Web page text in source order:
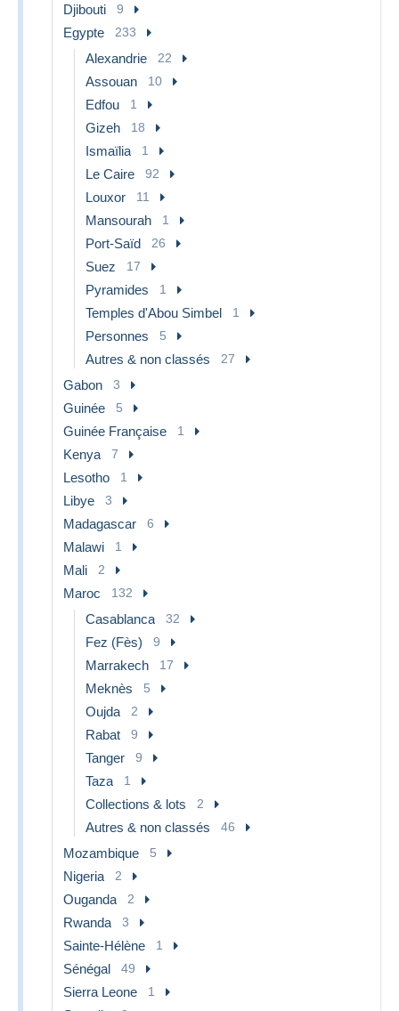
Djibouti 9
Egypte 233
Alexandrie 22
Assouan 10
Edfou 1
Gizeh 18
Ismaïlia 1
Le Caire 92
Louxor 11
Mansourah 1
Port-Saïd 26
Suez 17
Pyramides 1
Temples d'Abou Simbel 1
Personnes 5
Autres & non classés 27
Gabon 3
Guinée 5
Guinée Française 1
Kenya 7
Lesotho 1
Libye 3
Madagascar 6
Malawi 1
Mali 2
Maroc 132
Casablanca 32
Fez (Fès) 9
Marrakech 17
Meknès 5
Oujda 2
Rabat 9
Tanger 9
Taza 1
Collections & lots 2
Autres & non classés 46
Mozambique 5
Nigeria 2
Ouganda 2
Rwanda 3
Sainte-Hélène 1
Sénégal 49
Sierra Leone 1